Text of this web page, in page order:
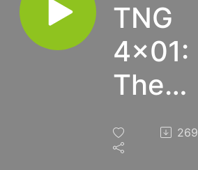
TNG
4x01:
The
Best of
Both
269